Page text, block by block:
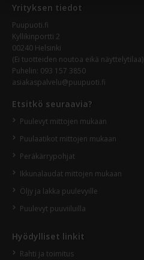
Yrityksen tiedot
Puupuoti.fi
Kyllikinportti 2
00240 Helsinki
(Ei tuotteiden noutoa eikä näyttelytilaa)
Puhelin: 093 157 3850
asiakaspalvelu@puupuoti.fi
Etsitkö seuraavia?
Puulevyt mittojen mukaan
Puulaatikot mittojen mukaan
Peräkärrypohjat
Ikkunalaudat mittojen mukaan
Öljy ja lakka puulevyille
Puulevyt puuviiluilla
Hyödylliset linkit
Rahti ja toimitus